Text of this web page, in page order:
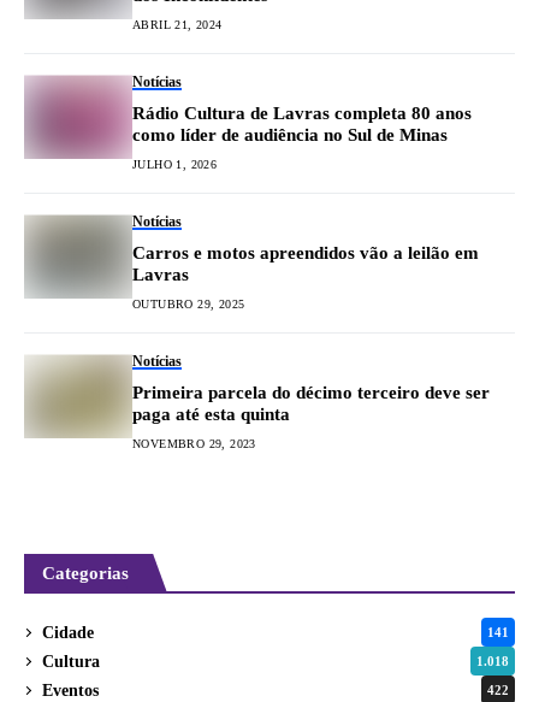
ABRIL 21, 2024
Notícias
Rádio Cultura de Lavras completa 80 anos
como líder de audiência no Sul de Minas
JULHO 1, 2026
Notícias
Carros e motos apreendidos vão a leilão em
Lavras
OUTUBRO 29, 2025
Notícias
Primeira parcela do décimo terceiro deve ser
paga até esta quinta
NOVEMBRO 29, 2023
Categorias
Cidade 141
Cultura 1.018
Eventos 422